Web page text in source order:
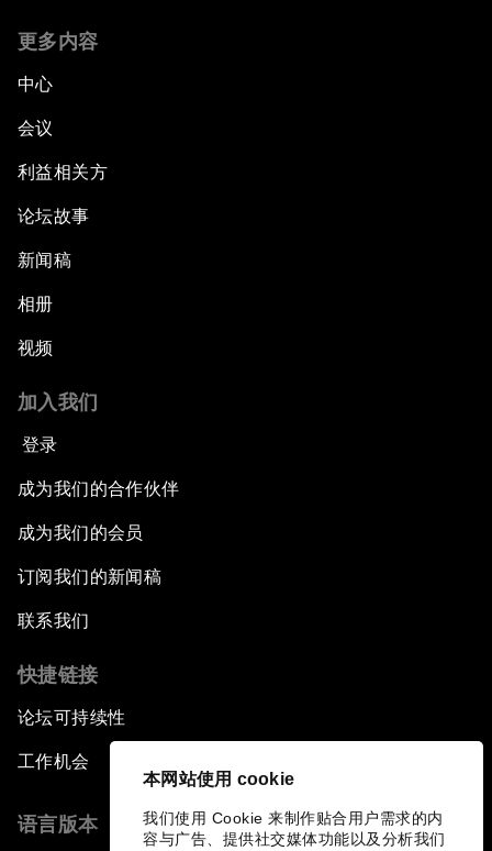
本网站使用 cookie
我们使用 Cookie 来制作贴合用户需求的内
容与广告、提供社交媒体功能以及分析我们
更多内容
中心
会议
利益相关方
论坛故事
新闻稿
相册
视频
加入我们
登录
成为我们的合作伙伴
成为我们的会员
订阅我们的新闻稿
联系我们
快捷链接
论坛可持续性
工作机会
语言版本